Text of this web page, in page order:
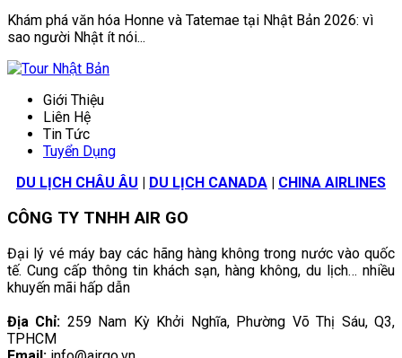
Khám phá văn hóa Honne và Tatemae tại Nhật Bản 2026: vì
sao người Nhật ít nói...
Giới Thiệu
Liên Hệ
Tin Tức
Tuyển Dụng
DU LỊCH CHÂU ÂU
DU LỊCH CANADA CHINA AIRLINES
CÔNG TY TNHH AIR GO
Đại lý vé máy bay các hãng hàng không trong nước vào quốc
tế. Cung cấp thông tin khách sạn, hàng không, du lịch… nhiều
khuyến mãi hấp dẫn
Địa Chỉ: 259 Nam Kỳ Khởi Nghĩa, Phường Võ Thị Sáu, Q3,
TPHCM